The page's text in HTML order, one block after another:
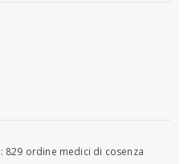
: 829 ordine medici di cosenza